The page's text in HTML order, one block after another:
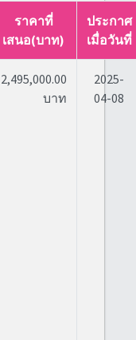
ราคาที่
เสนอ(บาท)
ประกาศ
เมื่อวันที่
2,495,000.00
บาท
2025-
04-08